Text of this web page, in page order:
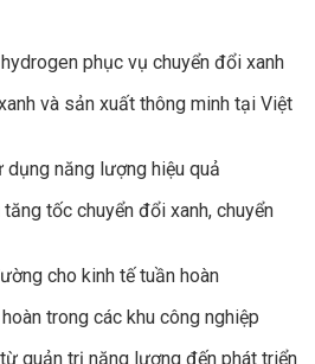
phục vụ chuyển đổi xanh
và sản xuất thông minh tại Việt
năng lượng hiệu quả
tốc chuyển đổi xanh, chuyển
cho kinh tế tuần hoàn
trong các khu công nghiệp
quản trị năng lượng đến phát triển